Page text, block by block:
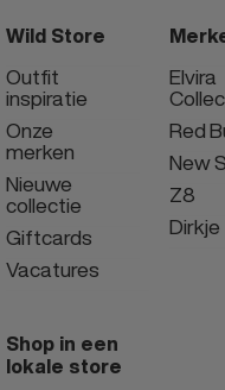
Wild Store
Outfit
inspiratie
Onze
merken
Nieuwe
collectie
Giftcards
Vacatures
Elvira
Red
New
Z8
Dirkje
Shop in een
lokale store